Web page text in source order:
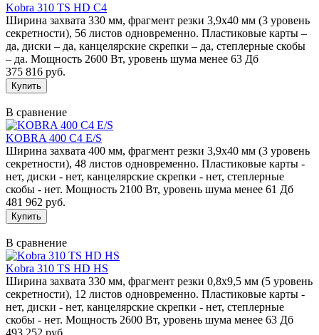
Kobra 310 TS HD C4
Ширина захвата 330 мм, фрагмент резки 3,9х40 мм (3 уровень
секретности), 56 листов одновременно. Пластиковые карты –
да, диски – да, канцелярские скрепки – да, степлерные скобы
– да. Мощность 2600 Вт, уровень шума менее 63 Дб
375 816 руб.
В сравнение
KOBRA 400 С4 E/S
Ширина захвата 400 мм, фрагмент резки 3,9х40 мм (3 уровень
секретности), 48 листов одновременно. Пластиковые карты -
нет, диски - нет, канцелярские скрепки - нет, степлерные
скобы - нет. Мощность 2100 Вт, уровень шума менее 61 Дб
481 962 руб.
В сравнение
Kobra 310 TS HD HS
Ширина захвата 330 мм, фрагмент резки 0,8х9,5 мм (5 уровень
секретности), 12 листов одновременно. Пластиковые карты -
нет, диски - нет, канцелярские скрепки - нет, степлерные
скобы - нет. Мощность 2600 Вт, уровень шума менее 63 Дб
493 252 руб.